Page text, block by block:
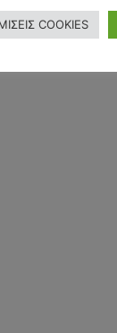
COOKIES